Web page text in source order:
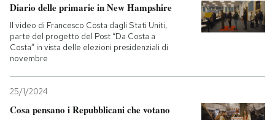
Entra
Diario delle primarie in New Hampshire
Il video di Francesco Costa dagli Stati Uniti,
parte del progetto del Post “Da Costa a
Costa” in vista delle elezioni presidenziali di
novembre
25/1/2024
Cosa pensano i Repubblicani che votano